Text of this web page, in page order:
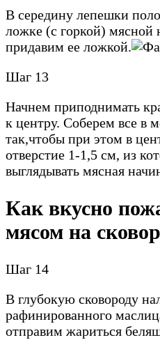
В середину лепешки
ложке (с горкой) мясной
придавим ее ложкой.
Шаг 13
Начнем приподнимать
к центру. Соберем все в
так,чтобы при этом в
отверстие 1-1,5 см, из
выглядывать мясная
Как вкусно
мясом на
Шаг 14
В глубокую сковороду
рафинированного
отправим жариться